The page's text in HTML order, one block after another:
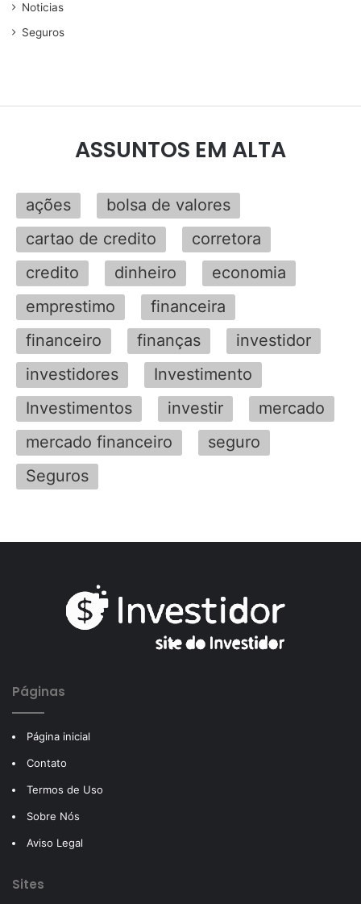
Noticias
Seguros
ASSUNTOS EM ALTA
ações
bolsa de valores
cartao de credito
corretora
credito
dinheiro
economia
emprestimo
financeira
financeiro
finanças
investidor
investidores
Investimento
Investimentos
investir
mercado
mercado financeiro
seguro
Seguros
Páginas
Página inicial
Contato
Termos de Uso
Sobre Nós
Aviso Legal
Sites